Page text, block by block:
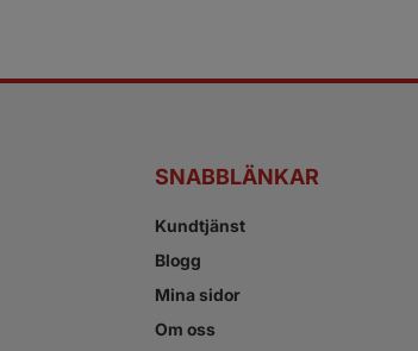
SNABBLÄNKAR
Kundtjänst
Blogg
Mina sidor
Om oss